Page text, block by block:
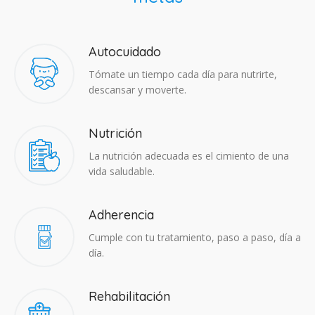
Autocuidado
Tómate un tiempo cada día para nutrirte,
descansar y moverte.
Nutrición
La nutrición adecuada es el cimiento de una
vida saludable.
Adherencia​
Cumple con tu tratamiento, paso a paso, día a
día.
Rehabilitación